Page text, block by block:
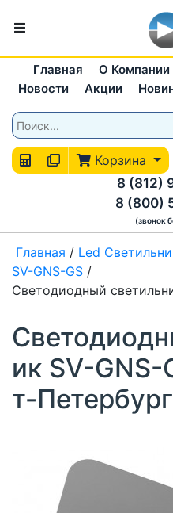
Главная О Компании
Новости
Акции
Корзина
8 (812)
8 (800)
(звонок
Главная / Led
SV-GNS-GS /
Светодиодный
ик SV-
т-